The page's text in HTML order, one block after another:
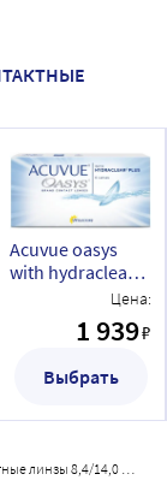
Acuvue oasys
with hydraclear
двухнедельные
контактные
линзы 8,4/14,0 6
шт./-9,00/
Цена:
1 939₽
Выбрать
8,4/14,0 6 шт./-1,25/